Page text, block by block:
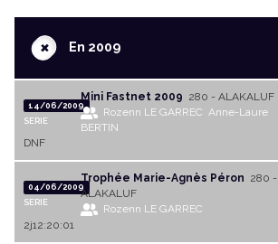
+En 2009
14/06/2009
SERIE
Mini Fastnet 2009 280 - ALAKALUF
Rozenn LE GARREC Anne-Laure
BERTIN
DNF
04/06/2009
SERIE
Trophée Marie-Agnès Péron 280 -
ALAKALUF
Rozenn LE GARREC
2j12:20:01